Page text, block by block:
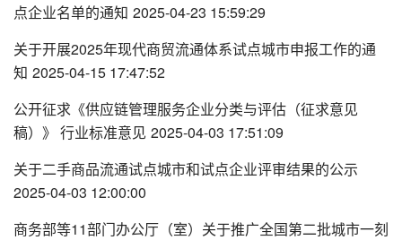
点企业名单的通知 2025-04-23 15:59:29
关于开展2025年现代商贸流通体系试点城市申报工作的通
知 2025-04-15 17:47:52
公开征求《供应链管理服务企业分类与评估（征求意见
稿）》 行业标准意见 2025-04-03 17:51:09
关于二手商品流通试点城市和试点企业评审结果的公示
2025-04-03 12:00:00
商务部等11部门办公厅（室）关于推广全国第二批城市一刻